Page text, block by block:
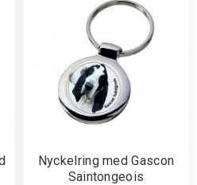
Nyckelring med Gascon
Saintongeois